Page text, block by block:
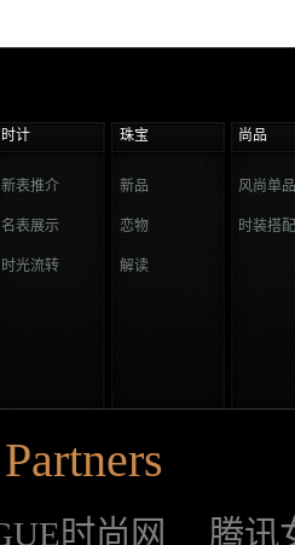
时计 珠宝 尚品
新表推介
名表展示
时光流转
新品
恋物
解读
风尚单品
时装搭配
时尚网
腾讯